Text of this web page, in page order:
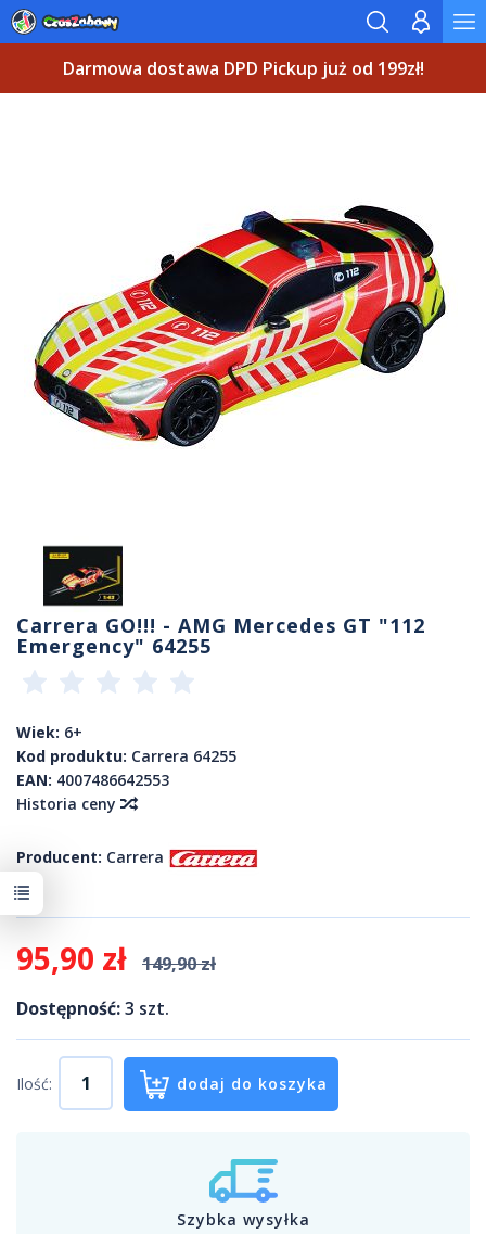
Darmowa dostawa DPD Pickup już od 199zł!
Carrera GO!!! - AMG Mercedes GT "112
Emergency" 64255
Wiek: 6+
Kod produktu: Carrera 64255
EAN: 4007486642553
Historia ceny
Producent: Carrera
95,90 zł
149,90 zł
Dostępność:3 szt.
Ilość: dodaj do koszyka
Szybka wysyłka